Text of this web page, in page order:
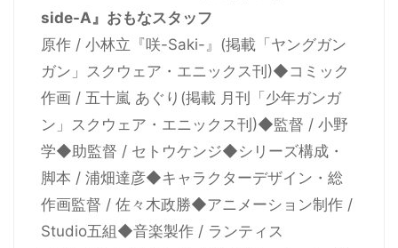
side-A』おもなスタッフ
原作 / 小林立『咲-Saki-』(掲載「ヤングガン
ガン」スクウェア・エニックス刊)◆コミック
作画 / 五十嵐 あぐり(掲載 月刊「少年ガンガ
ン」スクウェア・エニックス刊)◆監督 / 小野
学◆助監督 / セトウケンジ◆シリーズ構成・
脚本 / 浦畑達彦◆キャラクターデザイン・総
作画監督 / 佐々木政勝◆アニメーション制作 /
Studio五組◆音楽製作 / ランティス